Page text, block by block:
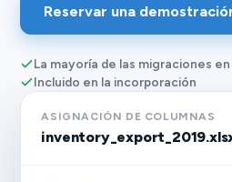
Reservar una
La mayoría de las migraciones
Incluido en la incorporación
ASIGNACIÓN DE COLUMNAS